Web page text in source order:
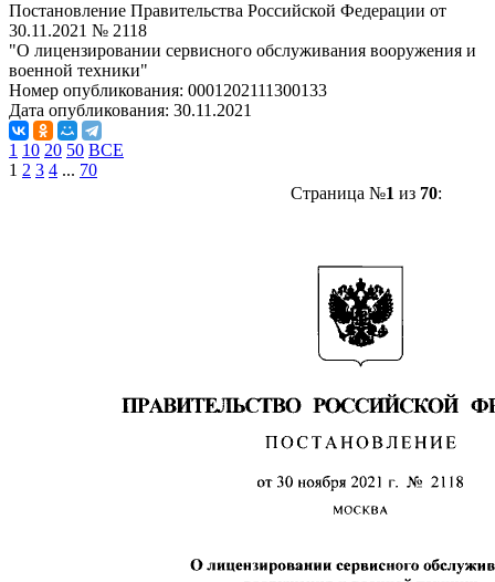
Постановление Правительства Российской Федерации от
30.11.2021 № 2118
"О лицензировании сервисного обслуживания вооружения и
военной техники"
Номер опубликования: 0001202111300133
Дата опубликования: 30.11.2021
1 10 20 50 ВСЕ
1 2 3 4 ... 70
Страница №1 из 70: